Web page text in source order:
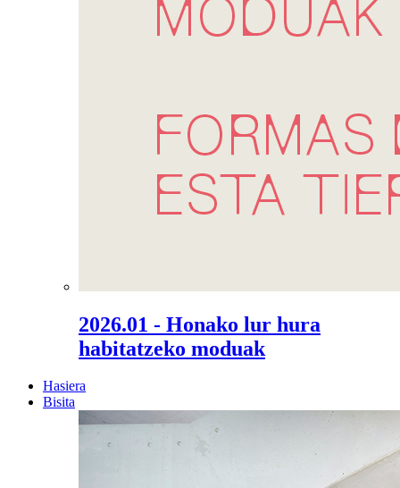
2026.01 - Honako lur hura
habitatzeko moduak
Hasiera
Bisita